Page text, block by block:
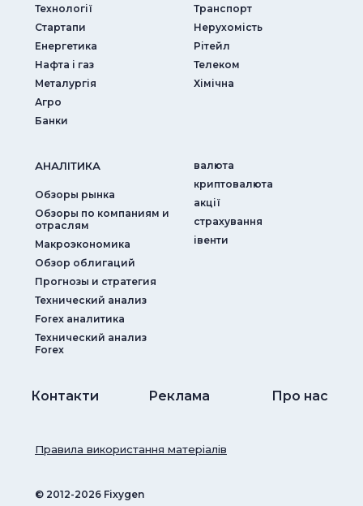
Технології
Стартапи
Енергетика
Нафта і газ
Металургія
Агро
Банки
Транспорт
Нерухомість
Рітейл
Телеком
Хімічна
АНАЛIТИКА
Обзоры рынка
Обзоры по компаниям и
отраслям
Макроэкономика
Обзор облигаций
Прогнозы и стратегия
Технический анализ
Forex аналитика
Технический анализ
Forex
валюта
криптовалюта
акції
страхування
iвенти
Контакти Реклама Про нас
© ‎2012-2026 Fixygen
Правила використання матеріалів